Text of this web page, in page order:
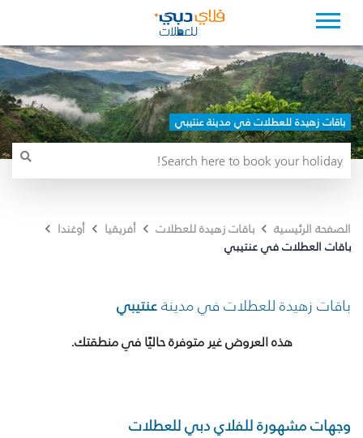
باقات زهيدة للعطلات في مدينة عنتيبي
الصفحة الرئيسية باقات زهيدة للعطلات أفريقيا
أوغندا
باقات العطلات في عنتيبي
باقات زهيدة للعطلات في مدينةعنتيبي
هذه العروض غير متوفرة حاليًا في منطقتك.
وجهات مشهورة للفلاي دبي للعطلات